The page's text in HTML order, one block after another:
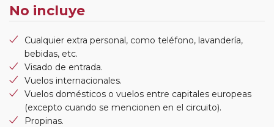
No incluye
Cualquier extra personal, como teléfono, lavandería,
bebidas, etc.
Visado de entrada.
Vuelos internacionales.
Vuelos domésticos o vuelos entre capitales europeas
(excepto cuando se mencionen en el circuito).
Propinas.